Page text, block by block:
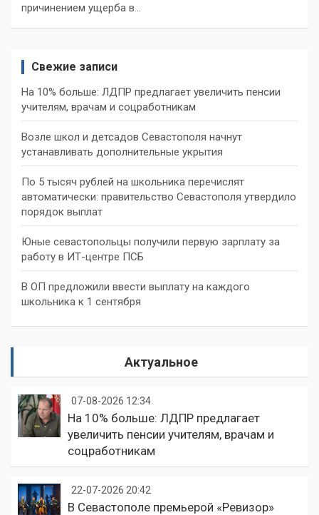
причинением ущерба в…
Свежие записи
На 10% больше: ЛДПР предлагает увеличить пенсии
учителям, врачам и соцработникам
Возле школ и детсадов Севастополя начнут
устанавливать дополнительные укрытия
По 5 тысяч рублей на школьника перечислят
автоматически: правительство Севастополя утвердило
порядок выплат
Юные севастопольцы получили первую зарплату за
работу в ИТ-центре ПСБ
В ОП предложили ввести выплату на каждого
школьника к 1 сентября
Актуальное
07-08-2026 12:34
На 10% больше: ЛДПР предлагает
увеличить пенсии учителям, врачам и
соцработникам
22-07-2026 20:42
В Севастополе премьерой «Ревизор»